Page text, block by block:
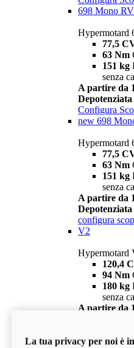
698 Mono
Hypermotard
77,5
63 Nm
151 kg
senza
A partire da
Configura
new 698
Hypermotard
77,5
63 Nm
151 kg
senza
A partire da
configura
V2
Hypermotard
120,4
94 Nm
180 kg
senza
A partire da
V2 SP
La tua privacy per noi è